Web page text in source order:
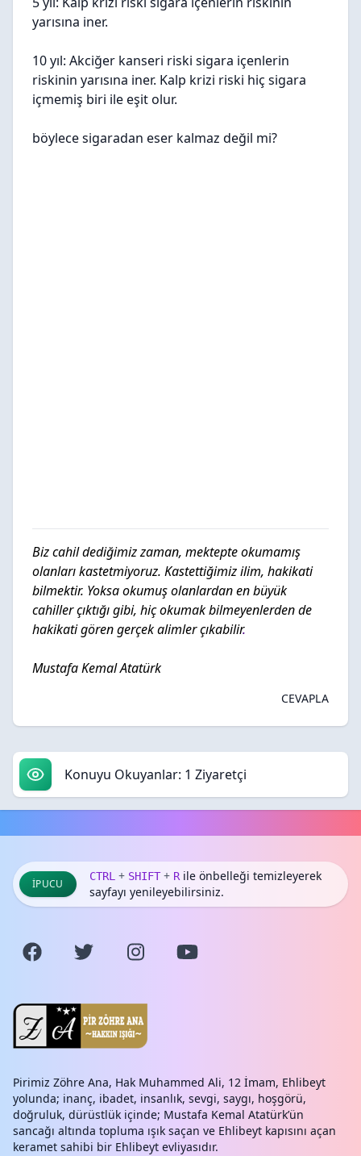
yarısına iner.
10 yıl: Akciğer kanseri riski sigara içenlerin
riskinin yarısına iner. Kalp krizi riski hiç sigara
içmemiş biri ile eşit olur.
böylece sigaradan eser kalmaz değil mi?
Biz cahil dediğimiz zaman, mektepte okumamış
olanları kastetmiyoruz. Kastettiğimiz ilim, hakikati
bilmektir. Yoksa okumuş olanlardan en büyük
cahiller çıktığı gibi, hiç okumak bilmeyenlerden de
hakikati gören gerçek alimler çıkabilir.
Mustafa Kemal Atatürk
CEVAPLA
Konuyu Okuyanlar: 1 Ziyaretçi
İPUCU
CTRL + SHIFT + Rile önbelleği temizleyerek
sayfayı yenileyebilirsiniz.
Pirimiz Zöhre Ana, Hak Muhammed Ali, 12 İmam, Ehlibeyt
yolunda; inanç, ibadet, insanlık, sevgi, saygı, hoşgörü,
doğruluk, dürüstlük içinde; Mustafa Kemal Atatürk’ün
sancağı altında topluma ışık saçan ve Ehlibeyt kapısını açan
keramet sahibi bir Ehlibeyt evliyasıdır.